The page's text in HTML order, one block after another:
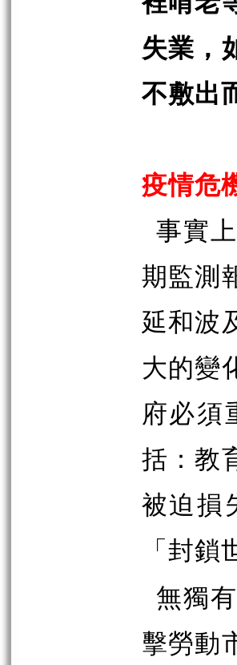
失業，
不敷出
疫情危
事實
期監測
延和波
大的變
府必須
括：教
被迫損
「封鎖
無獨
擊勞動